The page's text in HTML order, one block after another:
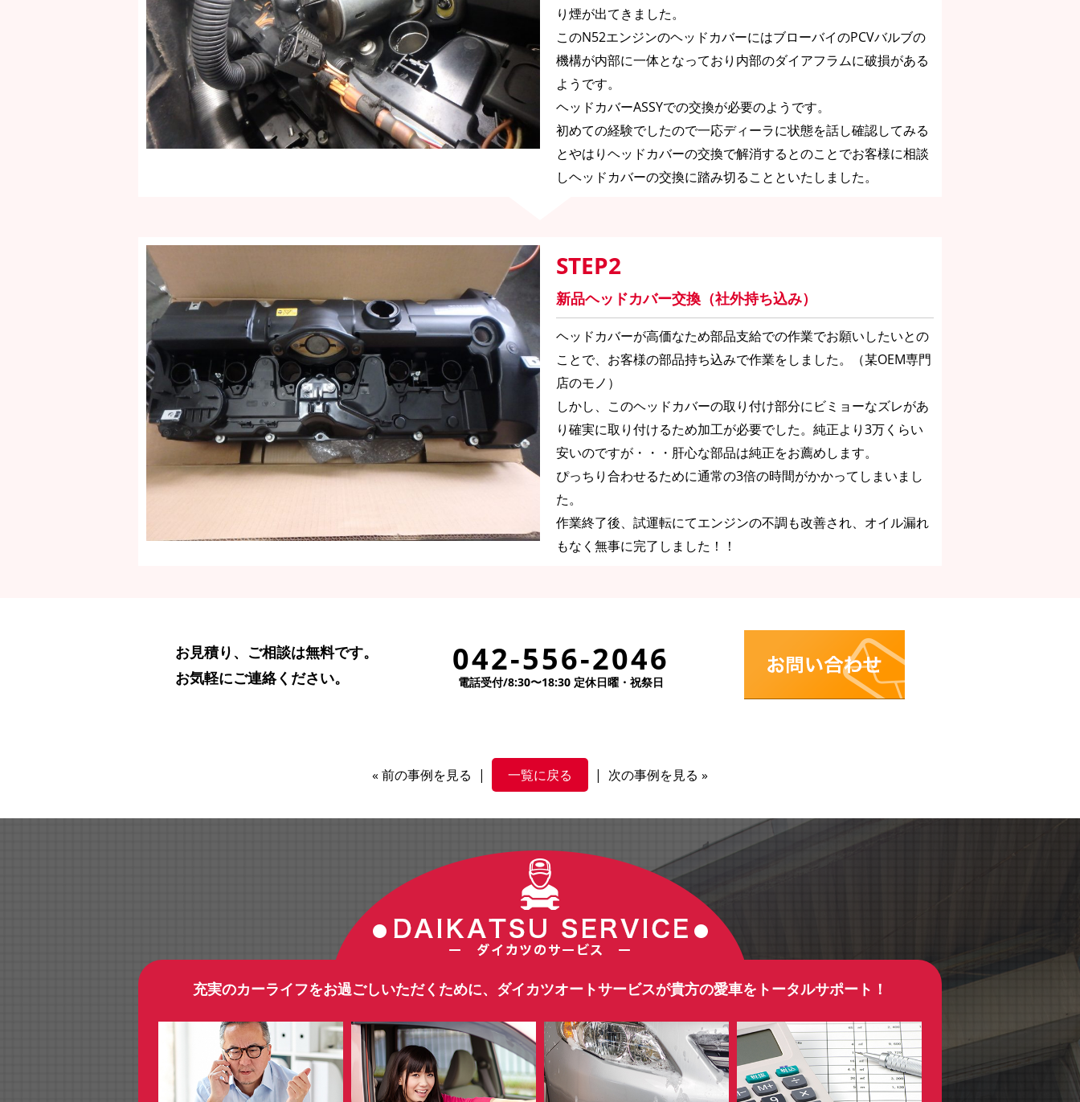
り煙が出てきました。
このN52エンジンのヘッドカバーにはブローバイのPCVバルブの
機構が内部に一体となっており内部のダイアフラムに破損がある
ようです。
ヘッドカバーASSYでの交換が必要のようです。
初めての経験でしたので一応ディーラに状態を話し確認してみる
とやはりヘッドカバーの交換で解消するとのことでお客様に相談
しヘッドカバーの交換に踏み切ることといたしました。
STEP2
新品ヘッドカバー交換（社外持ち込み）
ヘッドカバーが高価なため部品支給での作業でお願いしたいとの
ことで、お客様の部品持ち込みで作業をしました。（某OEM専門
店のモノ）
しかし、このヘッドカバーの取り付け部分にビミョーなズレがあ
り確実に取り付けるため加工が必要でした。純正より3万くらい
安いのですが・・・肝心な部品は純正をお薦めします。
ぴっちり合わせるために通常の3倍の時間がかかってしまいまし
た。
作業終了後、試運転にてエンジンの不調も改善され、オイル漏れ
もなく無事に完了しました！！
お見積り、ご相談は無料です。
お気軽にご連絡ください。
042-556-2046
電話受付/8:30〜18:30 定休日曜・祝祭日
« 前の事例を見る | 一覧に戻る | 次の事例を見る »
充実のカーライフをお過ごしいただくために、ダイカツオートサービスが貴方の愛車をトータルサポート！